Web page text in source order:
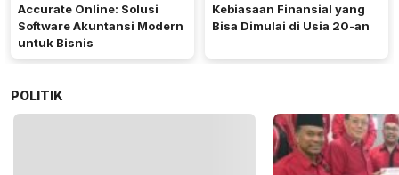
Accurate Online: Solusi
Software Akuntansi Modern
untuk Bisnis
Kebiasaan Finansial yang
Bisa Dimulai di Usia 20-an
POLITIK